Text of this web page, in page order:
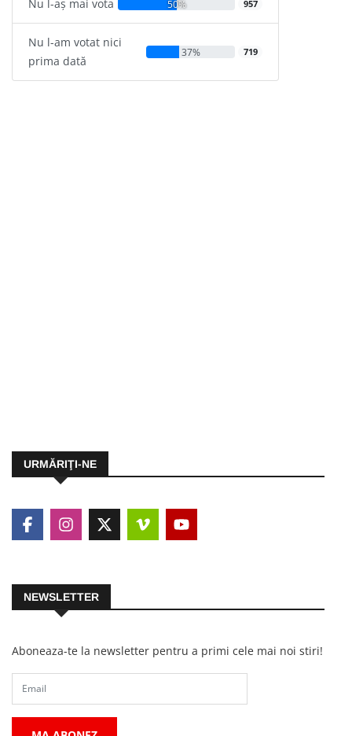
Nu l-aș mai vota 50% 957
Nu l-am votat nici
prima dată
37% 719
URMĂRIŢI-NE
NEWSLETTER
Aboneaza-te la newsletter pentru a primi cele mai noi stiri!